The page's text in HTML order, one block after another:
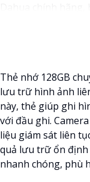
hoặc các đại lý
Camera Dahua có
của camera. Bạn
giải cao, tính năng
muốn tìm camera
các website
tử.
Hy vọng rằng
được Camera
bạn có thêm câu
Thẻ nhớ 128GB
lưu trữ hình ảnh
này, thẻ giúp ghi
với đầu ghi.
liệu giám sát liên
quả lưu trữ ổn
nhanh chóng, phù